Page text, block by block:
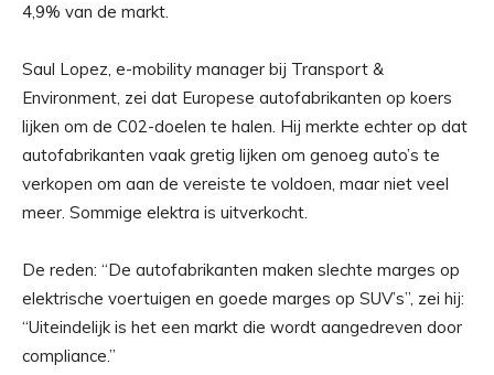
4,9% van de markt.
Saul Lopez, e-mobility manager bij Transport &
Environment, zei dat Europese autofabrikanten op koers
lijken om de C02-doelen te halen. Hij merkte echter op dat
autofabrikanten vaak gretig lijken om genoeg auto’s te
verkopen om aan de vereiste te voldoen, maar niet veel
meer. Sommige elektra is uitverkocht.
De reden: “De autofabrikanten maken slechte marges op
elektrische voertuigen en goede marges op SUV’s”, zei hij:
“Uiteindelijk is het een markt die wordt aangedreven door
compliance.”